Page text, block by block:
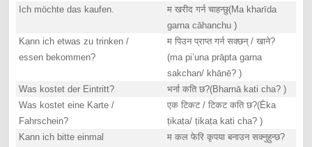
Ich möchte das kaufen.
म खरीद गर्न चाहन्छु(Ma kharīda
garna cāhanchu )
Kann ich etwas zu trinken /
essen bekommen?
म पिउन प्राप्त गर्न सक्छन् / खाने?
(ma pi’una prāpta garna
sakchan/ khānē? )
Was kostet der Eintritt?
भर्ना कति छ?(Bharnā kati cha? )
Was kostet eine Karte /
Fahrschein?
एक टिकट / टिकट कति छ?(Ēka
ṭikaṭa/ ṭikaṭa kati cha? )
Kann ich bitte einmal
म कल फेरि कृपया बनाउन सक्नुहुन्छ?